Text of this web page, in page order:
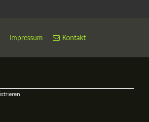
Impressum Kontakt